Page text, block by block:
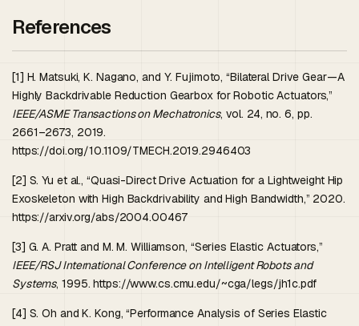
References
[1] H. Matsuki, K. Nagano, and Y. Fujimoto, “Bilateral Drive Gear—A
Highly Backdrivable Reduction Gearbox for Robotic Actuators,”
IEEE/ASME Transactions on Mechatronics, vol. 24, no. 6, pp.
2661–2673, 2019.
https://doi.org/10.1109/TMECH.2019.2946403
[2] S. Yu et al., “Quasi-Direct Drive Actuation for a Lightweight Hip
Exoskeleton with High Backdrivability and High Bandwidth,” 2020.
https://arxiv.org/abs/2004.00467
[3] G. A. Pratt and M. M. Williamson, “Series Elastic Actuators,”
IEEE/RSJ International Conference on Intelligent Robots and
Systems, 1995. https://www.cs.cmu.edu/~cga/legs/jh1c.pdf
[4] S. Oh and K. Kong, “Performance Analysis of Series Elastic